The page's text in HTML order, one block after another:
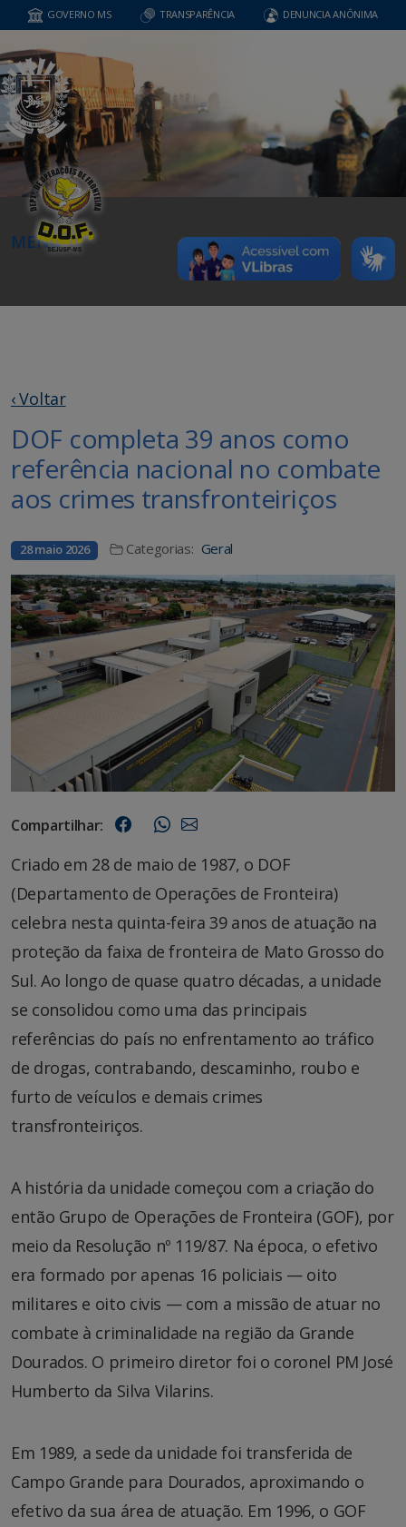
GOVERNO MS TRANSPARÊNCIA DENUNCIA ANÔNIMA
MENU
‹ Voltar
DOF completa 39 anos como
referência nacional no combate
aos crimes transfronteiriços
28 maio 2026 Categorias: Geral
Compartilhar:
Criado em 28 de maio de 1987, o DOF
(Departamento de Operações de Fronteira)
celebra nesta quinta-feira 39 anos de atuação na
proteção da faixa de fronteira de Mato Grosso do
Sul. Ao longo de quase quatro décadas, a unidade
se consolidou como uma das principais
referências do país no enfrentamento ao tráfico
de drogas, contrabando, descaminho, roubo e
furto de veículos e demais crimes
transfronteiriços.
A história da unidade começou com a criação do
então Grupo de Operações de Fronteira (GOF), por
meio da Resolução nº 119/87. Na época, o efetivo
era formado por apenas 16 policiais — oito
militares e oito civis — com a missão de atuar no
combate à criminalidade na região da Grande
Dourados. O primeiro diretor foi o coronel PM José
Humberto da Silva Vilarins.
Em 1989, a sede da unidade foi transferida de
Campo Grande para Dourados, aproximando o
efetivo da sua área de atuação. Em 1996, o GOF